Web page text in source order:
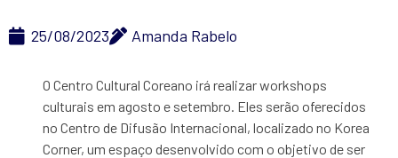
25/08/2023 Amanda Rabelo
O Centro Cultural Coreano irá realizar workshops
culturais em agosto e setembro. Eles serão oferecidos
no Centro de Difusão Internacional, localizado no Korea
Corner, um espaço desenvolvido com o objetivo de ser